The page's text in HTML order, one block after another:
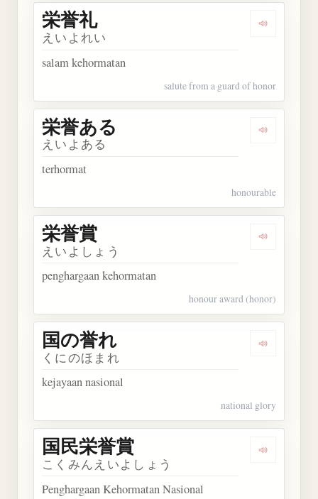
Dengarkan
栄誉礼
えいよれい
salam kehormatan
salute from a guard of honor
Dengarkan
栄誉ある
えいよある
terhormat
honourable
Dengarkan
栄誉賞
えいよしょう
penghargaan kehormatan
honour award (honor)
Dengarkan
国の誉れ
くにのほまれ
kejayaan nasional
national glory
Dengarkan
国民栄誉賞
こくみんえいよしょう
Penghargaan Kehormatan Nasional